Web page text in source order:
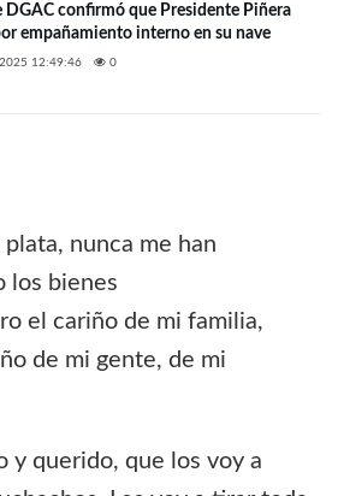
DGAC confirmó que Presidente Piñera
empañamiento interno en su nave
12:49:46 0
nunca me han
los bienes
el cariño de mi familia,
de mi gente, de mi
y querido, que los voy a